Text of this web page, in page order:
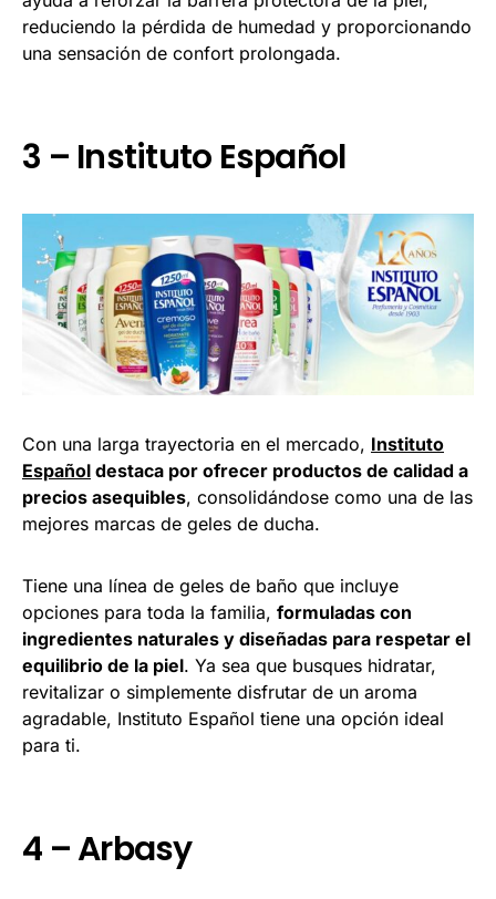
reduciendo la pérdida de humedad y proporcionando
una sensación de confort prolongada.
3 – Instituto Español
Con una larga trayectoria en el mercado, Instituto
Español destaca por ofrecer productos de calidad a
precios asequibles, consolidándose como una de las
mejores marcas de geles de ducha.
Tiene una línea de geles de baño que incluye
opciones para toda la familia, formuladas con
ingredientes naturales y diseñadas para respetar el
equilibrio de la piel. Ya sea que busques hidratar,
revitalizar o simplemente disfrutar de un aroma
agradable, Instituto Español tiene una opción ideal
para ti.
4 – Arbasy